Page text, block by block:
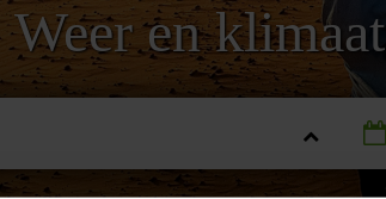
Weer en klimaat